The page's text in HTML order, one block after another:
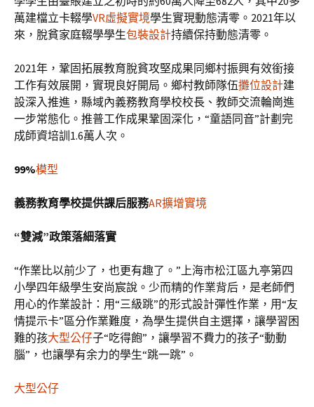
萬建檔立卡輟學VR虛擬實境學生實現動態清零。2021年以
來，脫貧家庭輟學學生包裝設計持續保持動態清零。
2021年，鞏固拓展教育脫貧攻堅成果同鄉村振興有效銜接
工作有效展開，實現良好開局。鄉村教師隊伍攤位設計建
設深入推進，縣域內義務教育學校校長、教師交流輪崗進
一步常態化。推普工作成果鞏固深化，“童語同音”計劃完
成師資培訓1.6萬人次。
99%模型
義務教育學校提供課后服務AR擴增實境
“雙減”政策落細落實
“作業比以前少了，也更有趣了。”上海市松江區九亭第四
小學四年級學生安尚宸說。少而精的作業背后，是老師們
用心的作業設計：用“三級跳”的形式設計彈性作業，用“友
情提示卡”區分作業難度，為學生提供自主選擇，讓學習困
難的孩大型公仔子“吃得飽”，讓學習不費力的孩子“動動
腦”，也讓學有余力的學生“跳一跳”。
大型公仔